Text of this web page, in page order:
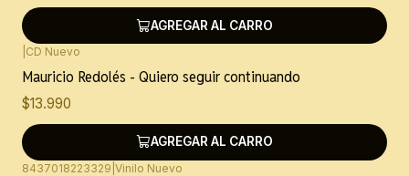
AGREGAR AL CARRO
CD Nuevo
Mauricio Redolés - Quiero seguir continuando
$13.990
AGREGAR AL CARRO
8437018223329 Vinilo Nuevo